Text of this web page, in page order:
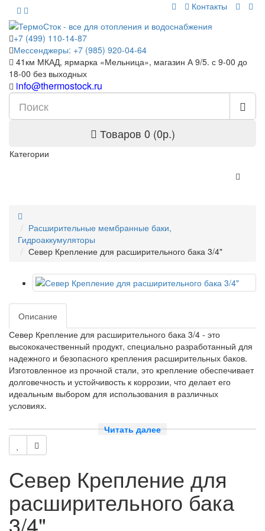
Контакты
+7 (499) 110-14-87
Мессенджеры: +7 (985) 920-04-64
41км МКАД, ярмарка «Мельница», магазин А 9/5. с 9-00 до
18-00 без выходных
info@thermostock.ru
Товаров 0 (0р.)
Категории
Расширительные мембранные баки,
Гидроаккумуляторы
Север Крепление для расширительного бака 3/4"
Описание
Север Крепление для расширительного бака 3/4 - это
высококачественный продукт, специально разработанный для
надежного и безопасного крепления расширительных баков.
Изготовленное из прочной стали, это крепление обеспечивает
долговечность и устойчивость к коррозии, что делает его
идеальным выбором для использования в различных
условиях.
Основные характеристики:
- Материал: сталь
- Диаметр: 3/4
- Надежность и долговечность
Преимущества:
- Прочное и надежное крепление для расширительного бака
- Устойчивость к коррозии, что увеличивает срок службы
Читать далее
Север Крепление для
расширительного бака
3/4"